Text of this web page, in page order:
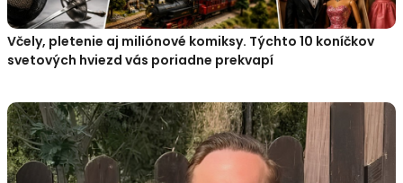
Včely, pletenie aj miliónové komiksy. Týchto 10 koníčkov
svetových hviezd vás poriadne prekvapí